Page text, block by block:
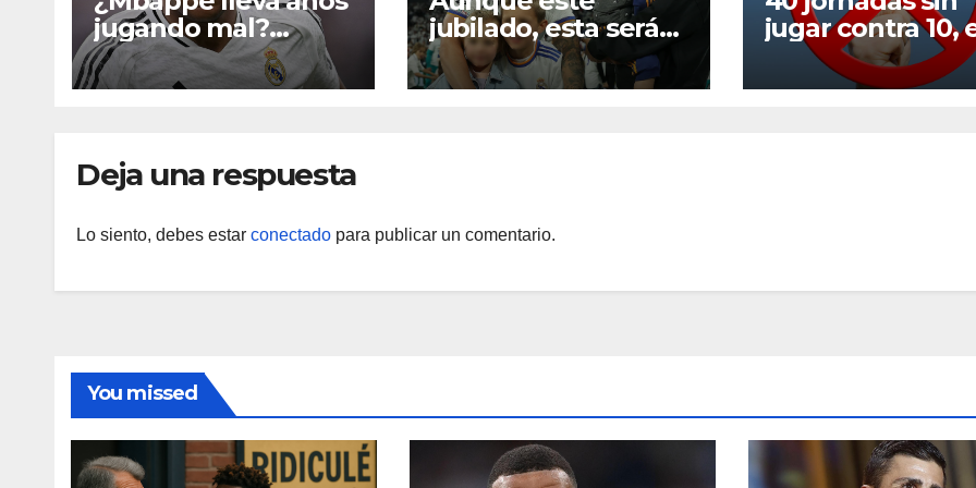
jugando mal?
Análisis detallado
de sus datos
jubilado, esta será
mejor la temporada
de Kroos
jugar contra 10,
negreirato vive
Deja una respuesta
Lo siento, debes estar conectado para publicar un comentario.
You missed